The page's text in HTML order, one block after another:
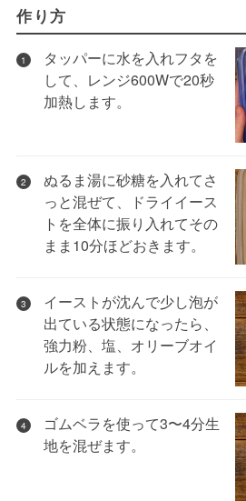
作り方
1
タッパーに水を入れフタを
して、レンジ600Wで20秒
加熱します。
2
ぬるま湯に砂糖を入れてさ
っと混ぜて、ドライイース
トを全体に振り入れてその
まま10分ほどおきます。
3
イーストが沈んで少し泡が
出ている状態になったら、
強力粉、塩、オリーブオイ
ルを加えます。
4
ゴムベラを使って3〜4分生
地を混ぜます。